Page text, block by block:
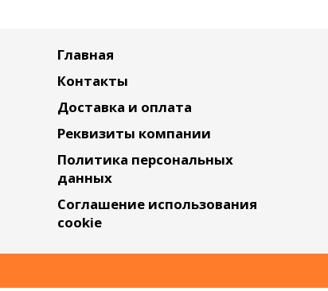
Главная
Контакты
Доставка и оплата
Реквизиты компании
Политика персональных
данных
Соглашение использования
cookie